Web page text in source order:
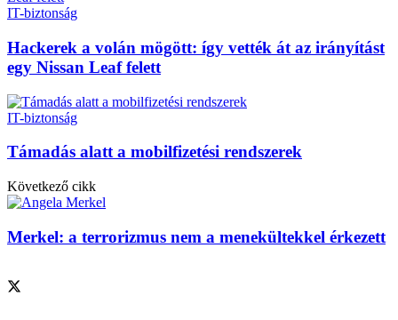
IT-biztonság
Hackerek a volán mögött: így vették át az irányítást
egy Nissan Leaf felett
IT-biztonság
Támadás alatt a mobilfizetési rendszerek
Következő cikk
Merkel: a terrorizmus nem a menekültekkel érkezett